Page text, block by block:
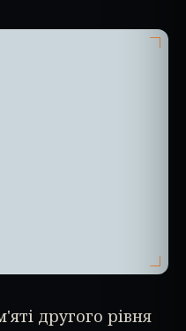
другого рівня